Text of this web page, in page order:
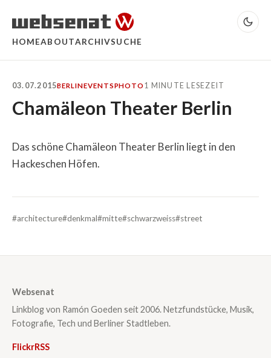
HOMEABOUTARCHIVSUCHE
03.07.2015BERLINEVENTSPHOTO 1 MINUTE LESEZEIT
Chamäleon Theater Berlin
Das schöne Chamäleon Theater Berlin liegt in den
Hackeschen Höfen.
#architecture#denkmal#mitte#schwarzweiss#street
Websenat
Linkblog von Ramón Goeden seit 2006. Netzfundstücke, Musik,
Fotografie, Tech und Berliner Stadtleben.
FlickrRSS